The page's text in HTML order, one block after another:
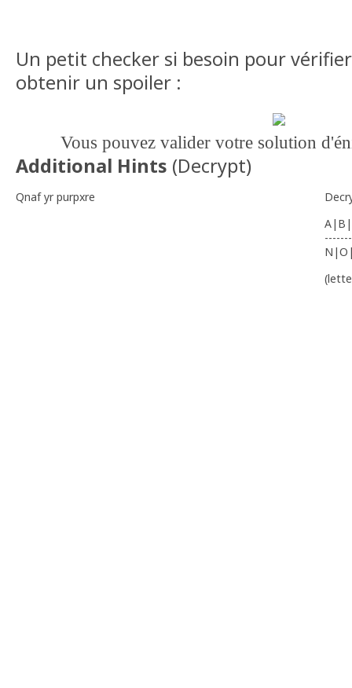
Un petit checker si besoin pour
obtenir un spoiler :
Vous pouvez valider votre solution
Additional Hints (Decrypt)
Qnaf yr purpxre